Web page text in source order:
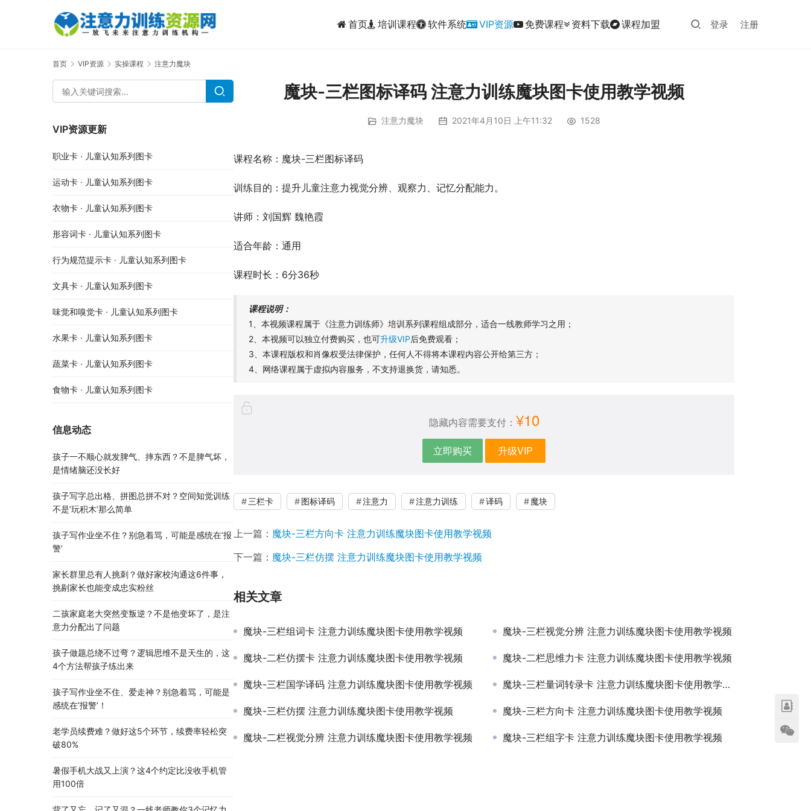
首页 培训课程 软件系统 VIP资源 免费课程 资料下载 课程加盟 登录 注册
首页 VIP资源 实操课程 注意力魔块
魔块-三栏图标译码 注意力训练魔块图卡使用教学视频
注意力魔块 2021年4月10日 上午11:32 1528
课程名称：魔块-三栏图标译码
训练目的：提升儿童注意力视觉分辨、观察力、记忆分配能力。
讲师：刘国辉 魏艳霞
适合年龄：通用
课程时长：6分36秒
课程说明：
1、本视频课程属于《注意力训练师》培训系列课程组成部分，适合一线教师学习之用；
2、本视频可以独立付费购买，也可升级VIP后免费观看；
3、本课程版权和肖像权受法律保护，任何人不得将本课程内容公开给第三方；
4、网络课程属于虚拟内容服务，不支持退换货，请知悉。
隐藏内容需要支付： ¥10
立即购买 升级VIP
三栏卡 图标译码 注意力 注意力训练 译码 魔块
上一篇： 魔块-三栏方向卡 注意力训练魔块图卡使用教学视频
下一篇： 魔块-三栏仿摆 注意力训练魔块图卡使用教学视频
相关文章
魔块-三栏组词卡 注意力训练魔块图卡使用教学视频 魔块-三栏视觉分辨 注意力训练魔块图卡使用教学视频
魔块-二栏仿摆卡 注意力训练魔块图卡使用教学视频 魔块-二栏思维力卡 注意力训练魔块图卡使用教学视频
魔块-三栏国学译码 注意力训练魔块图卡使用教学视频 魔块-三栏量词转录卡 注意力训练魔块图卡使用教学视频
魔块-三栏仿摆 注意力训练魔块图卡使用教学视频 魔块-三栏方向卡 注意力训练魔块图卡使用教学视频
魔块-二栏视觉分辨 注意力训练魔块图卡使用教学视频 魔块-三栏组字卡 注意力训练魔块图卡使用教学视频
VIP资源更新
职业卡 · 儿童认知系列图卡
运动卡 · 儿童认知系列图卡
衣物卡 · 儿童认知系列图卡
形容词卡 · 儿童认知系列图卡
行为规范提示卡 · 儿童认知系列图卡
文具卡 · 儿童认知系列图卡
味觉和嗅觉卡 · 儿童认知系列图卡
水果卡 · 儿童认知系列图卡
蔬菜卡 · 儿童认知系列图卡
食物卡 · 儿童认知系列图卡
信息动态
孩子一不顺心就发脾气、摔东西？不是脾气坏，
是情绪脑还没长好
孩子写字总出格、拼图总拼不对？空间知觉训练
不是’玩积木’那么简单
孩子写作业坐不住？别急着骂，可能是感统在’报
警’
家长群里总有人挑刺？做好家校沟通这6件事，
挑剔家长也能变成忠实粉丝
二孩家庭老大突然变叛逆？不是他变坏了，是注
意力分配出了问题
孩子做题总绕不过弯？逻辑思维不是天生的，这
4个方法帮孩子练出来
孩子写作业坐不住、爱走神？别急着骂，可能是
感统在’报警’！
老学员续费难？做好这5个环节，续费率轻松突
破80%
暑假手机大战又上演？这4个约定比没收手机管
用100倍